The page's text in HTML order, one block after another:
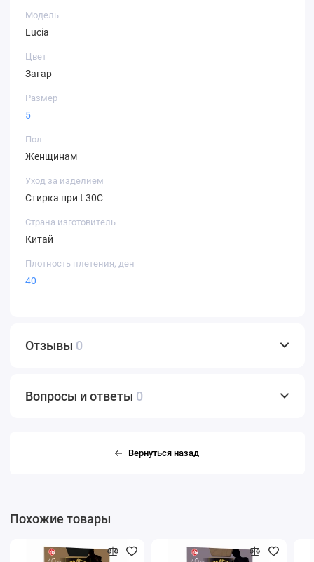
Модель
Lucia
Цвет
Загар
Размер
5
Пол
Женщинам
Уход за изделием
Стирка при t 30С
Страна изготовитель
Китай
Плотность плетения, ден
40
Отзывы 0
Вопросы и ответы 0
Вернуться назад
Похожие товары